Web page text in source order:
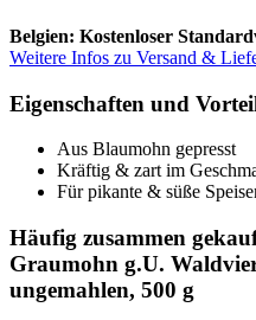
Belgien: Kostenloser
Weitere Infos zu Versand &
Eigenschaften und
Aus Blaumohn gepresst
Kräftig & zart im
Für pikante & süße
Häufig zusammen
Graumohn g.U.
ungemahlen, 500 g